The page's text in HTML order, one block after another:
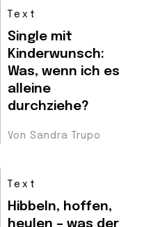
Text
Single mit
Kinderwunsch:
Was, wenn ich es
alleine
durchziehe?
Von Sandra Trupo
Text
Hibbeln, hoffen,
heulen – was der